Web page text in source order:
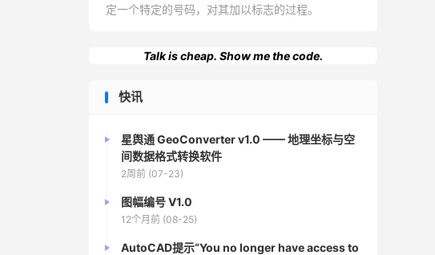
定一个特定的号码，对其加以标志的过程。
Talk is cheap. Show me the code.
快讯
星舆通 GeoConverter v1.0 —— 地理坐标与空
间数据格式转换软件
2周前 (07-23)
图幅编号 V1.0
12个月前 (08-25)
AutoCAD提示“You no longer have access to